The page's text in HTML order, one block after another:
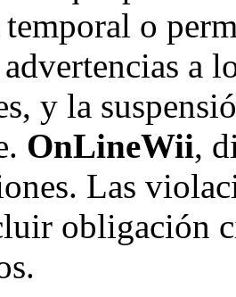
temporal o
a
y la
OnLineWii,
Las
obligación